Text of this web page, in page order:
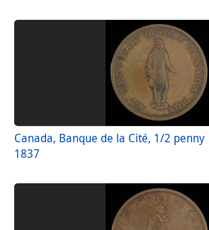
Canada, Banque de la Cité, 1/2 penny
1837